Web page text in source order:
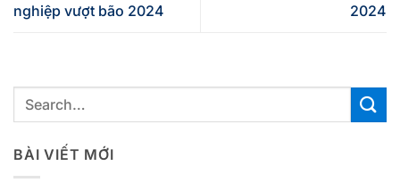
nghiệp vượt bão 2024
2024
BÀI VIẾT MỚI